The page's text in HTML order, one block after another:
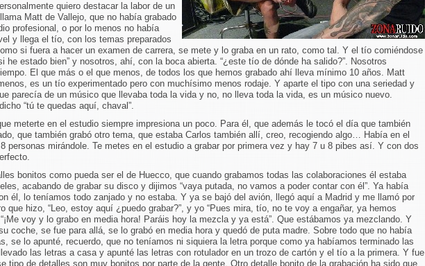
quiero destacar la labor de un
Matt de Vallejo, que no había grabado
profesional, o por lo menos no había
y llega el tío, con los temas preparados
si fuera a hacer un examen de carrera, se mete y lo graba en un rato, como tal. Y el tío comiéndose
he estado bien” y nosotros, ahí, con la boca abierta. “¿este tío de dónde ha salido?”. Nosotros
El que más o el que menos, de todos los que hemos grabado ahí lleva mínimo 10 años. Matt
es un tío experimentado pero con muchísimo menos rodaje. Y aparte el tipo con una seriedad y
parecía de un músico que llevaba toda la vida y no, no lleva toda la vida, es un músico nuevo.
“tú te quedas aquí, chaval”.
meterte en el estudio siempre impresiona un poco. Para él, que además le tocó el día que también
que también grabó otro tema, que estaba Carlos también allí, creo, recogiendo algo… Había en el
personas mirándole. Te metes en el estudio a grabar por primera vez y hay 7 u 8 pibes así. Y con dos
bonitos como pueda ser el de Huecco, que cuando grabamos todas las colaboraciones él estaba
acabando de grabar su disco y dijimos “vaya putada, no vamos a poder contar con él”. Ya había
él, lo teníamos todo zanjado y no estaba. Y ya se bajó del avión, llegó aquí a Madrid y me llamó por
que hizo, “Leo, estoy aquí ¿puedo grabar?”, y yo “Pues mira, tío, no te voy a engañar, ya hemos
voy y lo grabo en media hora! Paráis hoy la mezcla y ya está”. Que estábamos ya mezclando. Y
coche, se fue para allá, se lo grabó en media hora y quedó de puta madre. Sobre todo que no había
se lo apunté, recuerdo, que no teníamos ni siquiera la letra porque como ya habíamos terminado las
las letras a casa y apunté las letras con rotulador en un trozo de cartón y el tío a la primera. Y fue
tipo de detalles son muy bonitos por parte de la gente. Otro detalle bonito de la grabación ha sido que